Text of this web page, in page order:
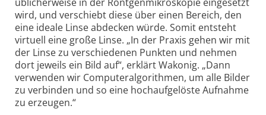
wird, und verschiebt diese über einen Bereich, den
eine ideale Linse abdecken würde. Somit entsteht
virtuell eine große Linse. „In der Praxis gehen wir mit
der Linse zu verschiedenen Punkten und nehmen
dort jeweils ein Bild auf“, erklärt Wakonig. „Dann
verwenden wir Computeralgorithmen, um alle Bilder
zu verbinden und so eine hochaufgelöste Aufnahme
zu erzeugen.“